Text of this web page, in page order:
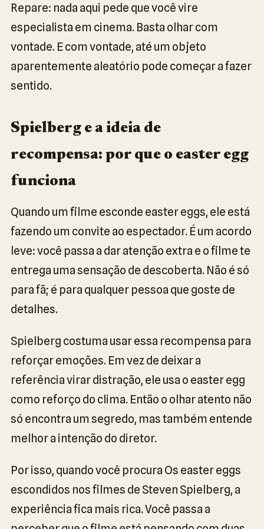
Repare: nada aqui pede que você vire
especialista em cinema. Basta olhar com
vontade. E com vontade, até um objeto
aparentemente aleatório pode começar a fazer
sentido.
Spielberg e a ideia de
recompensa: por que o easter egg
funciona
Quando um filme esconde easter eggs, ele está
fazendo um convite ao espectador. É um acordo
leve: você passa a dar atenção extra e o filme te
entrega uma sensação de descoberta. Não é só
para fã; é para qualquer pessoa que goste de
detalhes.
Spielberg costuma usar essa recompensa para
reforçar emoções. Em vez de deixar a
referência virar distração, ele usa o easter egg
como reforço do clima. Então o olhar atento não
só encontra um segredo, mas também entende
melhor a intenção do diretor.
Por isso, quando você procura Os easter eggs
escondidos nos filmes de Steven Spielberg, a
experiência fica mais rica. Você passa a